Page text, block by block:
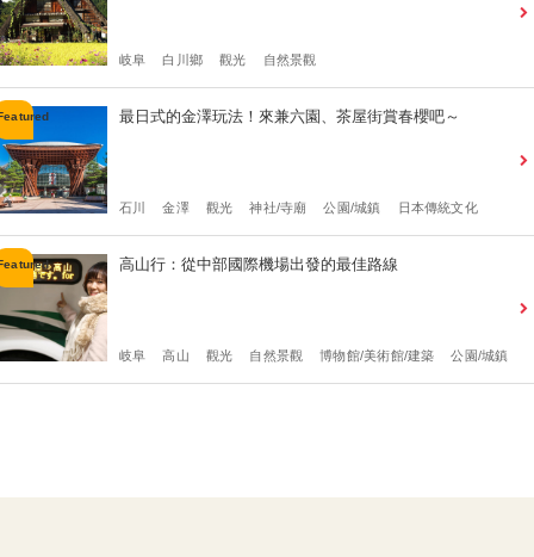
岐阜 白川鄉 觀光 自然景觀
最日式的金澤玩法！來兼六園、茶屋街賞春櫻吧～
石川 金澤 觀光 神社/寺廟 公園/城鎮 日本傳統文化
高山行：從中部國際機場出發的最佳路線
岐阜 高山 觀光 自然景觀 博物館/美術館/建築 公園/城鎮